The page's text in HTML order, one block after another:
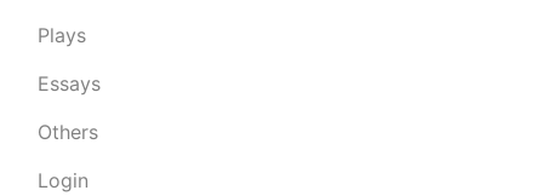
Plays
Essays
Others
Login